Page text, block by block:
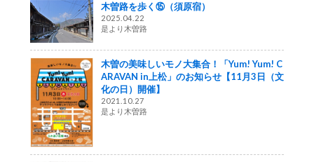
木曽路を歩く⑮（須原宿）
2025.04.22
是より木曽路
木曽の美味しいモノ大集合！「Yum! Yum! C
ARAVAN in上松」のお知らせ【11月3日（文
化の日）開催】
2021.10.27
是より木曽路